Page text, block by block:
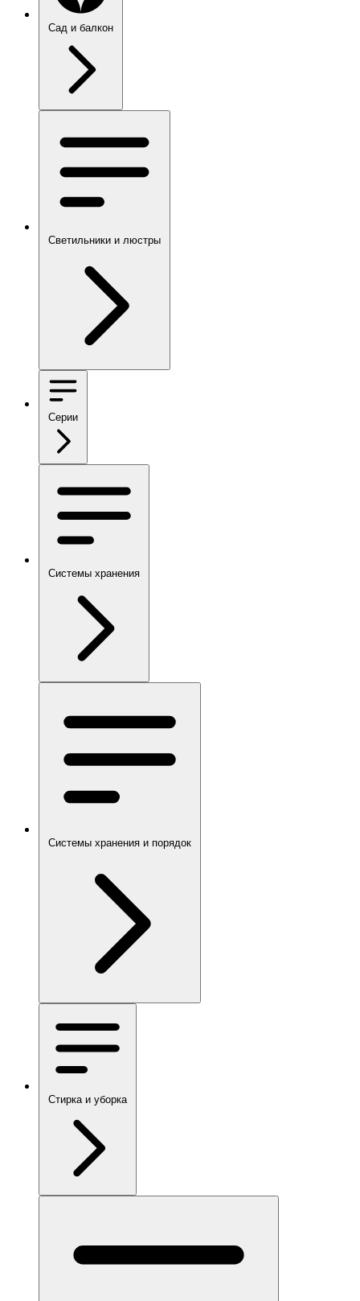
Сад и балкон
Светильники и люстры
Серии
Системы хранения
Системы хранения и порядок
Стирка и уборка